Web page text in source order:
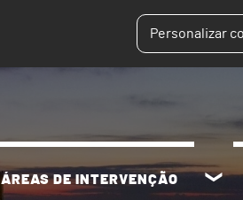
Personalizar
ÁREAS DE INTERVENÇÃO